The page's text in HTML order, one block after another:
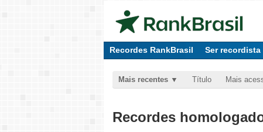
Recordes RankBrasil Ser recordista
Mais recentes Título Mais
Recordes